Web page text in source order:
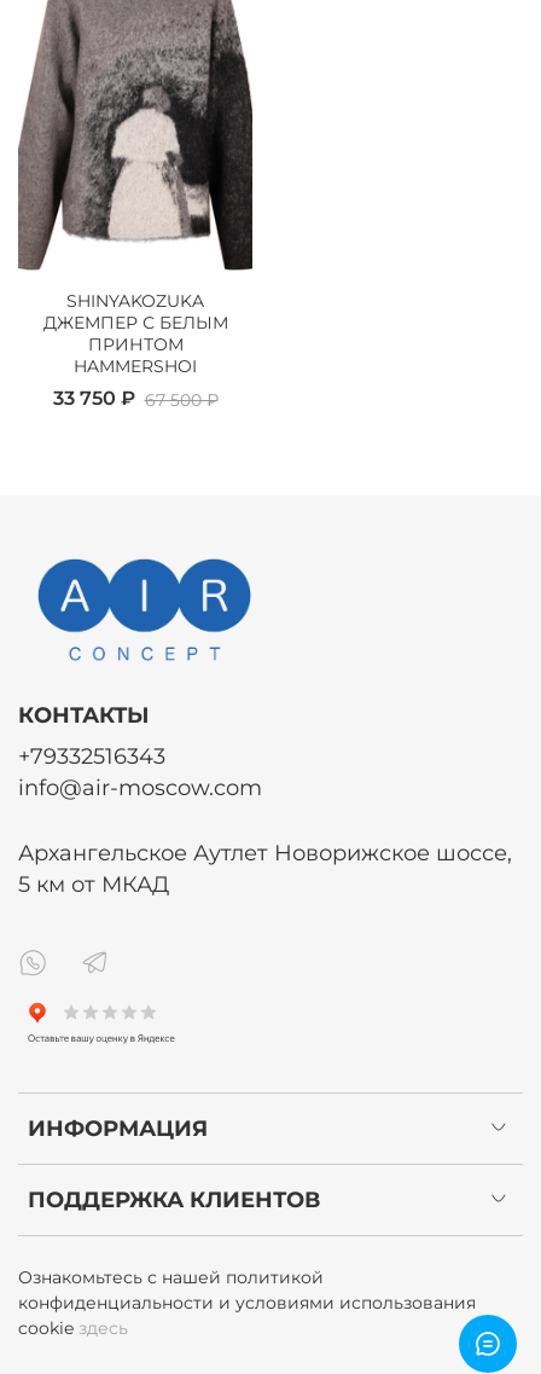
SHINYAKOZUKA
ДЖЕМПЕР С БЕЛЫМ
ПРИНТОМ
HAMMERSHOI
33 750 ₽ 67 500 ₽
ИНФОРМАЦИЯ
ПОДДЕРЖКА КЛИЕНТОВ
КОНТАКТЫ
+79332516343
info@air-moscow.com
Архангельское Аутлет Новорижское шоссе,
5 км от МКАД
Ознакомьтесь с нашей политикой
конфиденциальности и условиями использования
cookie здесь